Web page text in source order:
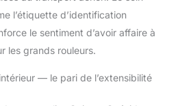
l’étiquette d’identification
le sentiment d’avoir affaire à
les grands rouleurs.
— le pari de l’extensibilité